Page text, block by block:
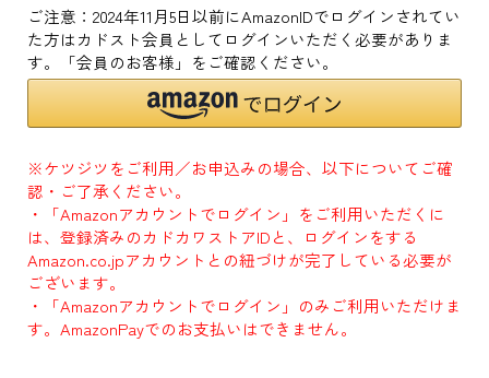
ご注意：2024年11月5日以前にAmazonIDでログインされてい
た方はカドスト会員としてログインいただく必要がありま
す。「会員のお客様」をご確認ください。
※ケツジツをご利用／お申込みの場合、以下についてご確
認・ご了承ください。
・「Amazonアカウントでログイン」をご利用いただくに
は、登録済みのカドカワストアIDと、ログインをする
Amazon.co.jpアカウントとの紐づけが完了している必要が
ございます。
・「Amazonアカウントでログイン」のみご利用いただけま
す。AmazonPayでのお支払いはできません。